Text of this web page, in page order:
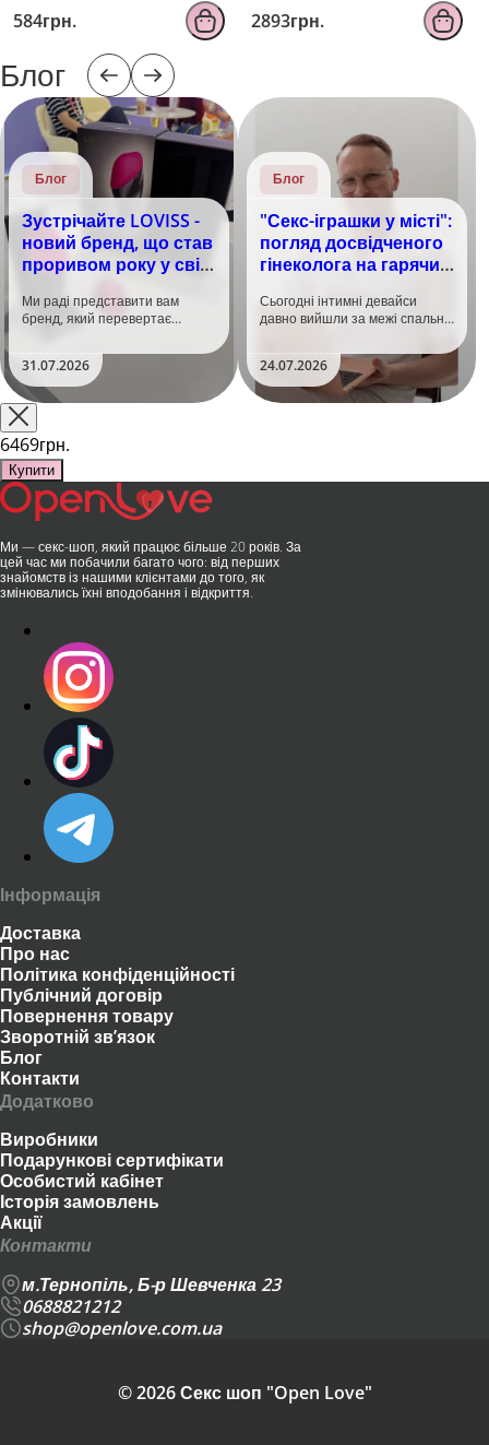
584грн.
B4
2893грн.
Блог
Блог
Зустрічайте LOVISS -
новий бренд, що став
проривом року у світі
Ми раді представити вам
бренд, який перевертає
та вже встиг стати сенсацією
на міжнародній виставці API
Shanghai-2026!​LOVISS - це
поєднання унікальної естетики
та бездога..
31.07.2026
Блог
"Секс-іграшки у місті":
погляд досвідченого
гінеколога на гарячий
Сьогодні інтимні девайси
давно вийшли за межі спальні.
безшумні моторчики та
стильний дизайн перетворили
їх на гаджет, який багато хто
використовує, тестує у
24.07.2026
6469грн.
Купити
Ми — секс-шоп, який працює більше 20 років. За
цей час ми побачили багато чого: від перших
знайомств із нашими клієнтами до того, як
змінювались їхні вподобання і відкриття.
Інформація
Доставка
Про нас
Політика конфіденційності
Публічний договір
Повернення товару
Зворотній зв’язок
Блог
Контакти
Додатково
Виробники
Подарункові сертифікати
Особистий кабінет
Історія замовлень
Акції
Контакти
м.Тернопіль, Б-р Шевченка 23
0688821212
shop@openlove.com.ua
© 2026 Секс шоп "Open Love"